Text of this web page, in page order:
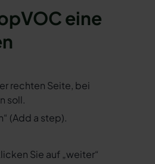
eine
rechten Seite, bei
soll.
(Add a step).
Sie auf „weiter“